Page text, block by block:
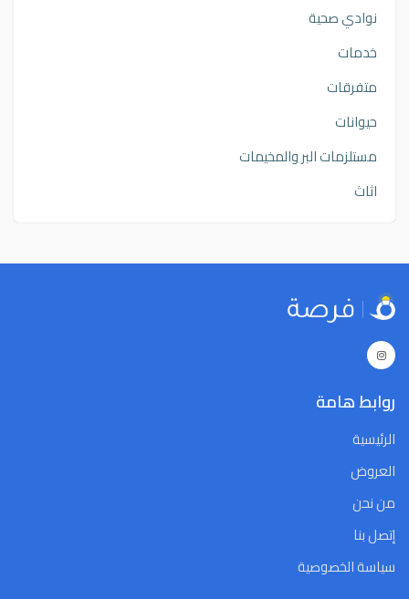
نوادي صحية
خدمات
متفرقات
حيوانات
مستلزمات البر والمخيمات
اثاث
روابط هامة
الرئيسية
العروض
من نحن
إتصل بنا
سياسة الخصوصية